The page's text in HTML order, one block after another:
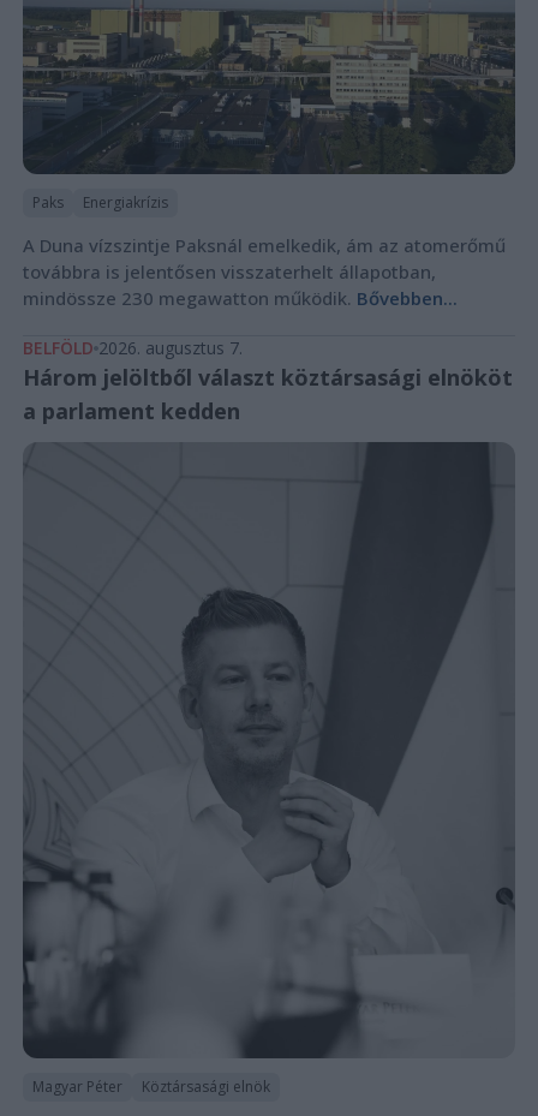
Paks Energiakrízis
A Duna vízszintje Paksnál emelkedik, ám az atomerőmű
továbbra is jelentősen visszaterhelt állapotban,
mindössze 230 megawatton működik. Bővebben...
BELFÖLD 2026. augusztus 7.
Három jelöltből választ köztársasági elnököt
a parlament kedden
Magyar Péter Köztársasági elnök